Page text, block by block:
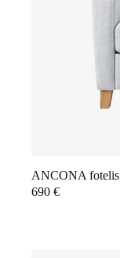
ANCONA fotelis
690 €